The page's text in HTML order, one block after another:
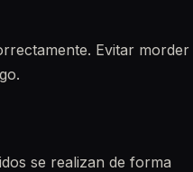
Evitar morder
se realizan de forma